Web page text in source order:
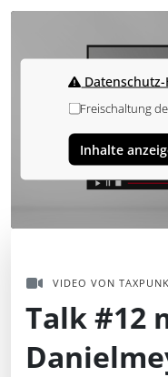
Freischaltung
Inhalte
VIDEO VON TAXPUNK
Talk #12